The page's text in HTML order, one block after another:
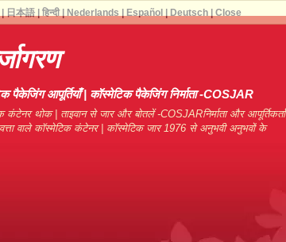
पैकेजिंग आपूर्तियाँ | कॉस्मेटिक पैकेजिंग निर्माता -COSJAR
कंटेनर थोक | ताइवान से जार और बोतलें -COSJARनिर्माता और आपूर्तिकर्ता
वाले कॉस्मेटिक कंटेनर | कॉस्मेटिक जार 1976 से अनुभवी अनुभवों के
日本語| हिन्दी| Nederlands Español Deutsch| Close